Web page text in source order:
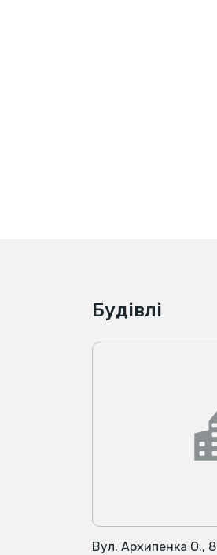
Будівлі
Вул. Архипенка О., 8